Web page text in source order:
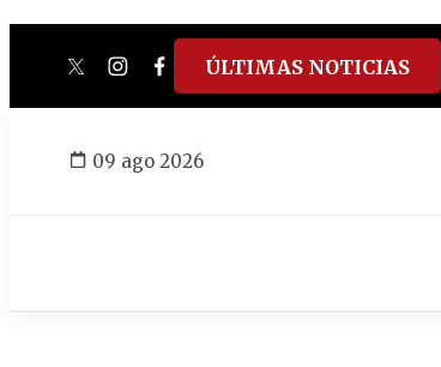
twitterinstagram
facebook
tiktokyoutube
spotify
ÚLTIMAS NOTICIAS
09 ago 2026